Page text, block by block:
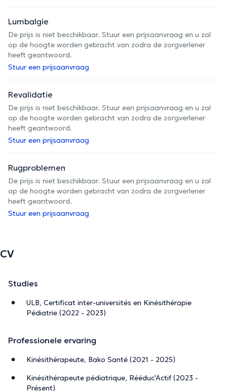
Lumbalgie
De prijs is niet beschikbaar. Stuur een prijsaanvraag en u zal
op de hoogte worden gebracht van zodra de zorgverlener
heeft geantwoord.
Stuur een prijsaanvraag
Revalidatie
De prijs is niet beschikbaar. Stuur een prijsaanvraag en u zal
op de hoogte worden gebracht van zodra de zorgverlener
heeft geantwoord.
Stuur een prijsaanvraag
Rugproblemen
De prijs is niet beschikbaar. Stuur een prijsaanvraag en u zal
op de hoogte worden gebracht van zodra de zorgverlener
heeft geantwoord.
Stuur een prijsaanvraag
CV
Studies
ULB, Certificat inter-universités en Kinésithérapie
Pédiatrie (2022 - 2023)
Professionele ervaring
Kinésithérapeute, Bako Santé (2021 - 2025)
Kinésithérapeute pédiatrique, Rééduc'Actif (2023 -
Présent)